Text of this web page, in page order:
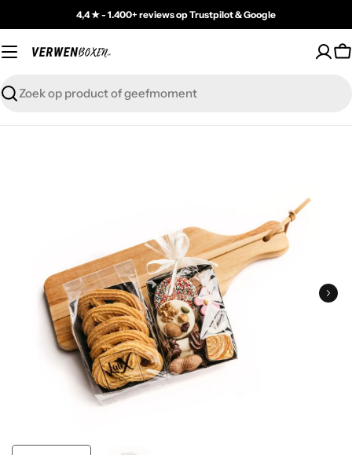
to
content
4,4 ★ - 1.400+ reviews op Trustpilot & Google
Zoeken